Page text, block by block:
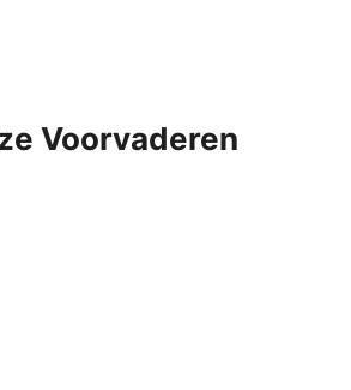
Voorvaderen